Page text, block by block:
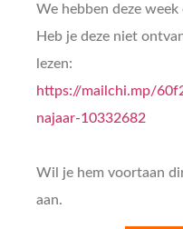
We hebben deze
Heb je deze niet
lezen:
https://mailchi.mp/
najaar-10332682
Wil je hem voortaan
aan.